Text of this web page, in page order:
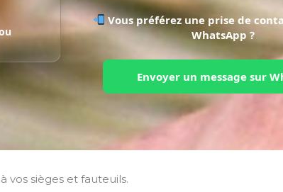
Vous préférez une prise de
WhatsApp ?
Envoyer un message sur
à vos sièges et fauteuils.